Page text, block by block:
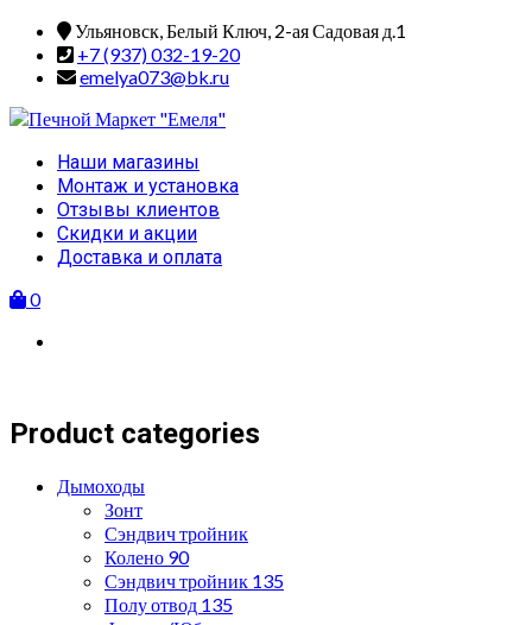
Skip
content
Ульяновск, Белый Ключ, 2-ая Садовая д.1
+7 (937) 032-19-20
emelya073@bk.ru
Primary
Menu
Наши магазины
Монтаж и установка
Отзывы клиентов
Скидки и акции
Доставка и оплата
0
Product categories
Дымоходы
Зонт
Сэндвич тройник
Колено 90
Сэндвич тройник 135
Полу отвод 135